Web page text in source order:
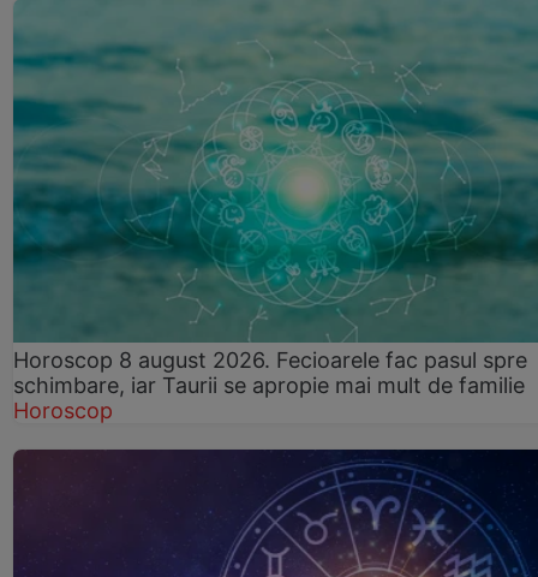
Horoscop 8 august 2026. Fecioarele fac pasul spre
schimbare, iar Taurii se apropie mai mult de familie
Horoscop